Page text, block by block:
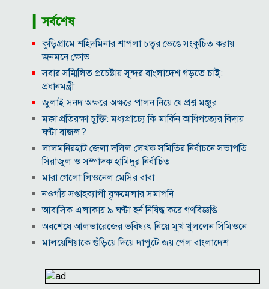
▎সর্বশেষ
কুড়িগ্রামে শহিদমিনার শাপলা চত্বর ভেঙে সংকুচিত করায়
জনমনে ক্ষোভ
সবার সম্মিলিত প্রচেষ্টায় সুন্দর বাংলাদেশ গড়তে চাই:
প্রধানমন্ত্রী
জুলাই সনদ অক্ষরে অক্ষরে পালন নিয়ে যে প্রশ্ন মঞ্জুর
মক্কা প্রতিরক্ষা চুক্তি: মধ্যপ্রাচ্যে কি মার্কিন আধিপত্যের বিদায়
ঘণ্টা বাজল?
‎লালমনিরহাট জেলা দলিল লেখক সমিতির নির্বাচনে সভাপতি
সিরাজুল ও সম্পাদক হামিদুর নির্বাচিত
মারা গেলো লিওনেল মেসির বাবা
নওগাঁয় সপ্তাহব্যাপী বৃক্ষমেলার সমাপনি
আবাসিক এলাকায় ৯ ঘণ্টা হর্ন নিষিদ্ধ করে গণবিজ্ঞপ্তি
অবশেষে আলভারেজের ভবিষ্যৎ নিয়ে মুখ খুললেন সিমিওনে
মালয়েশিয়াকে গুঁড়িয়ে দিয়ে দাপুটে জয় পেল বাংলাদেশ
ইনফান্তিনো